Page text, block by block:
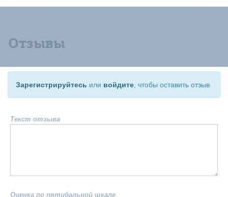
Отзывы
Зарегистрируйтесь или войдите , чтобы оставить отзыв
Текст отзыва
Оценка по пятибальной шкале